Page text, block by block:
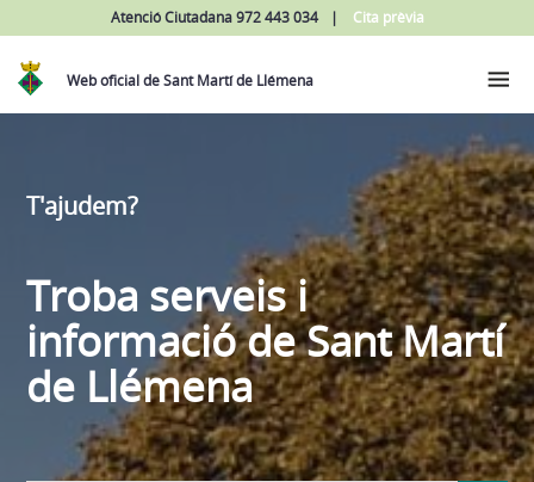
Atenció Ciutadana 972 443 034 Cita prèvia
Web oficial de Sant Martí de Llémena
T'ajudem?
Troba serveis i
informació de Sant Martí
de Llémena